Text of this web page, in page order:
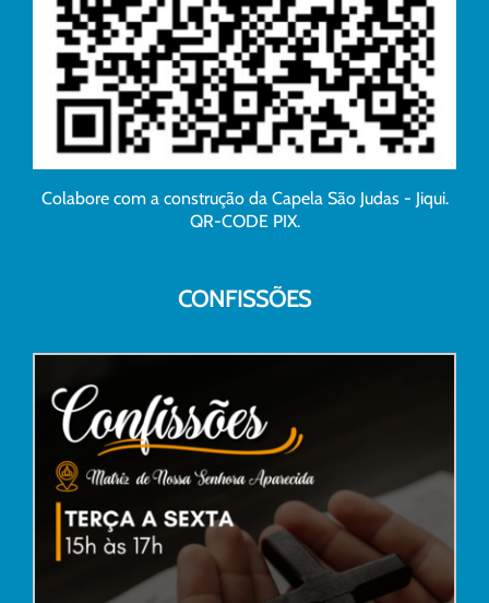
Colabore com a construção da Capela São Judas - Jiqui.
QR-CODE PIX.
CONFISSÕES